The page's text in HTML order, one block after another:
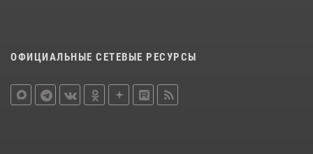
ОФИЦИАЛЬНЫЕ СЕТЕВЫЕ РЕСУРСЫ